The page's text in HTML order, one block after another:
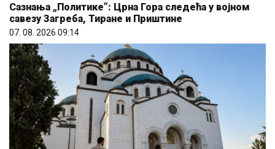
Сазнања „Политике”: Црна Гора следећа у војном
савезу Загреба, Тиране и Приштине
07. 08. 2026 09:14